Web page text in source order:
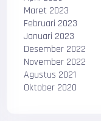
Maret 2023
Februari 2023
Januari 2023
Desember 2022
November 2022
Agustus 2021
Oktober 2020